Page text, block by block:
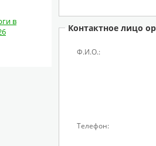
в
Контактное лицо
Ф.И.О.:
Телефон: